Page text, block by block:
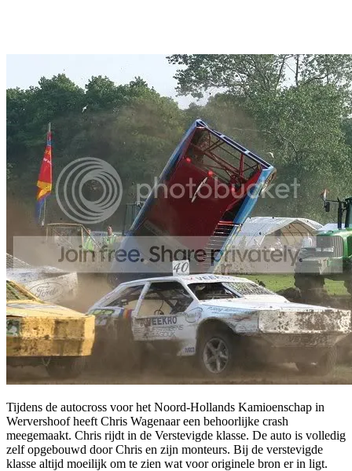
Tijdens de autocross voor het Noord-Hollands Kamioenschap in
Wervershoof heeft Chris Wagenaar een behoorlijke crash
meegemaakt. Chris rijdt in de Verstevigde klasse. De auto is volledig
zelf opgebouwd door Chris en zijn monteurs. Bij de verstevigde
klasse altijd moeilijk om te zien wat voor originele bron er in ligt.